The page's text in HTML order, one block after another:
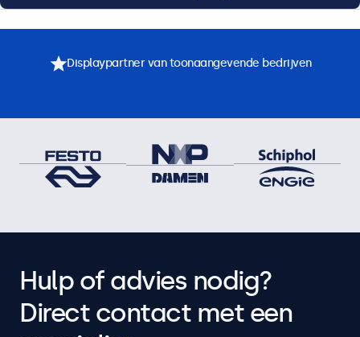
Touch bediening
Ondersteuning voor gebaren
Touchdrivers
Download touchscreen drivers
Dubbele geïntegreerde luidsprekers
Toetsblokkering
Vergrendelbare bedieningsknoppen
Montageopties Specificaties Downloads Accessoires
Displaypartner van toonaangevende bedrijven
Hulp of advies nodig?
Direct contact met een